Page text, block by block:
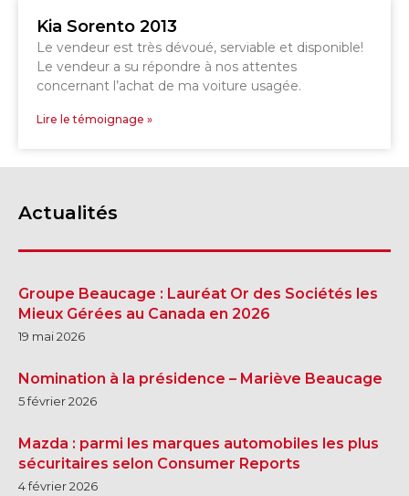
Kia Sorento 2013
Le vendeur est très dévoué, serviable et disponible!
Le vendeur a su répondre à nos attentes
concernant l’achat de ma voiture usagée.
Lire le témoignage »
Actualités
Groupe Beaucage : Lauréat Or des Sociétés les
Mieux Gérées au Canada en 2026
19 mai 2026
Nomination à la présidence – Mariève Beaucage
5 février 2026
Mazda : parmi les marques automobiles les plus
sécuritaires selon Consumer Reports
4 février 2026